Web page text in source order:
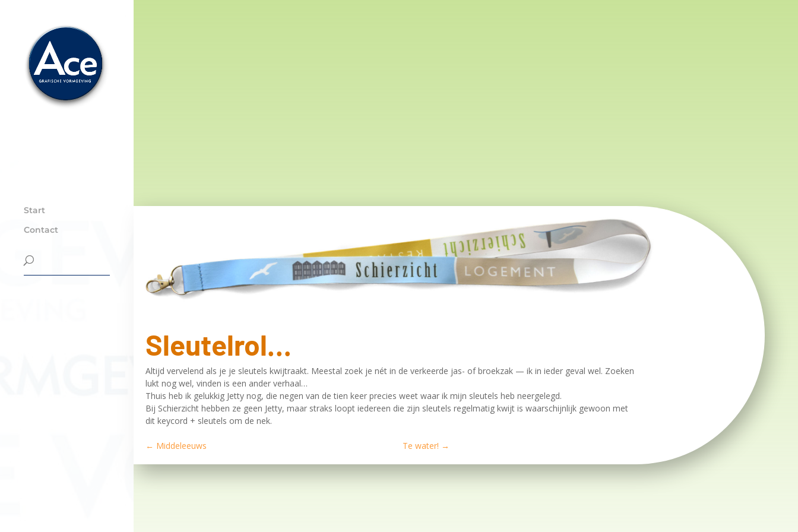
Start
Contact
Sleutelrol…
Altijd vervelend als je je sleutels kwijtraakt. Meestal zoek je nét in de verkeerde jas- of broekzak — ik in ieder geval wel. Zoeken
lukt nog wel, vinden is een ander verhaal…
Thuis heb ik gelukkig Jetty nog, die negen van de tien keer precies weet waar ik mijn sleutels heb neergelegd.
Bij Schierzicht hebben ze geen Jetty, maar straks loopt iedereen die zijn sleutels regelmatig kwijt is waarschijnlijk gewoon met
dit keycord + sleutels om de nek.
← Middeleeuws Te water! →